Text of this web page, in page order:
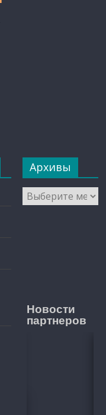
Архивы
Архивы
Новости
партнеров